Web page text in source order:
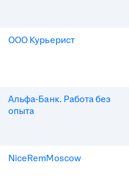
ООО Курьерист
Альфа-Банк. Работа без
опыта
NiceRemMoscow